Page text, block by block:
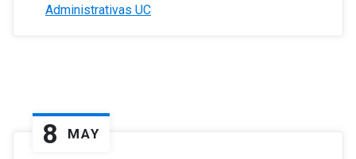
Administrativas UC
8 MAY